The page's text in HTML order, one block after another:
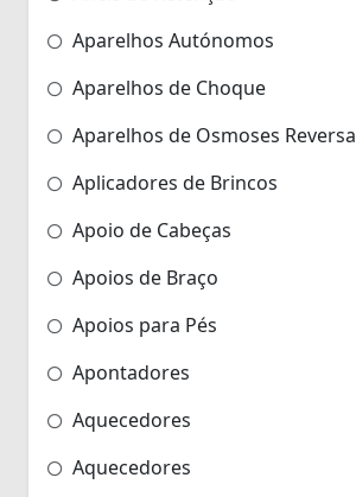
Aparelhos Autónomos
Aparelhos de Choque
Aparelhos de Osmoses Reversa
Aplicadores de Brincos
Apoio de Cabeças
Apoios de Braço
Apoios para Pés
Apontadores
Aquecedores
Aquecedores